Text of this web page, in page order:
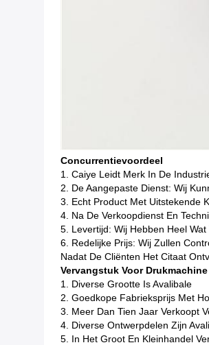
Concurrentievoordeel
1. Caiye Leidt Merk In De
2. De Aangepaste Dienst: Wij
3. Echt Product Met Uitstekende
4. Na De Verkoopdienst En
5. Levertijd: Wij Hebben Heel
6. Redelijke Prijs: Wij Zullen
Nadat De Cliënten Het Citaat
Vervangstuk Voor Drukmachine
1. Diverse Grootte Is Avalibale
2. Goedkope Fabrieksprijs Met
3. Meer Dan Tien Jaar Verkoopt
4. Diverse Ontwerpdelen Zijn
5. In Het Groot En Kleinhandel